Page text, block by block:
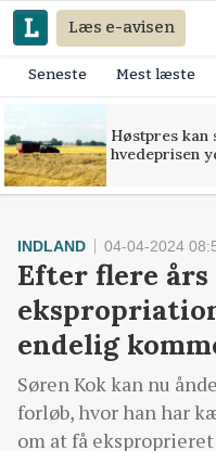
Læs e-avisen
Seneste Mest læste
Høstpres kan
hvedeprisen
INDLAND 04-04-2024
Efter flere
endelig
Søren Kok kan nu
forløb, hvor han har
om at få